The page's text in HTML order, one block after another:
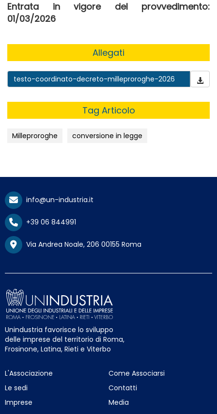
Entrata in vigore del provvedimento:
01/03/2026
Allegati
testo-coordinato-decreto-milleproroghe-2026
Tag Articolo
Milleproroghe conversione in legge
info@un-industria.it
+39 06 844991
Via Andrea Noale, 206 00155 Roma
Unindustria favorisce lo sviluppo
delle imprese del territorio di Roma,
Frosinone, Latina, Rieti e Viterbo
L'Associazione
Le sedi
Imprese
Come Associarsi
Contatti
Media